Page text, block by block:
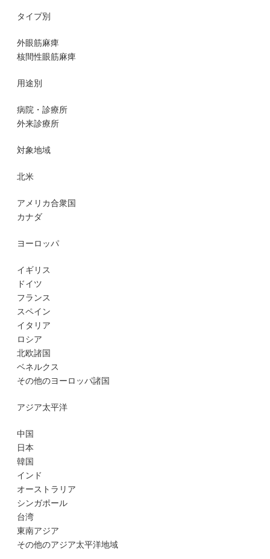
タイプ別
外眼筋麻痺
核間性眼筋麻痺
用途別
病院・診療所
外来診療所
対象地域
北米
アメリカ合衆国
カナダ
ヨーロッパ
イギリス
ドイツ
フランス
スペイン
イタリア
ロシア
北欧諸国
ベネルクス
その他のヨーロッパ諸国
アジア太平洋
中国
日本
韓国
インド
オーストラリア
シンガポール
台湾
東南アジア
その他のアジア太平洋地域